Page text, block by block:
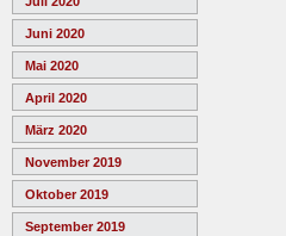
Juni 2020
Mai 2020
April 2020
März 2020
November 2019
Oktober 2019
September 2019